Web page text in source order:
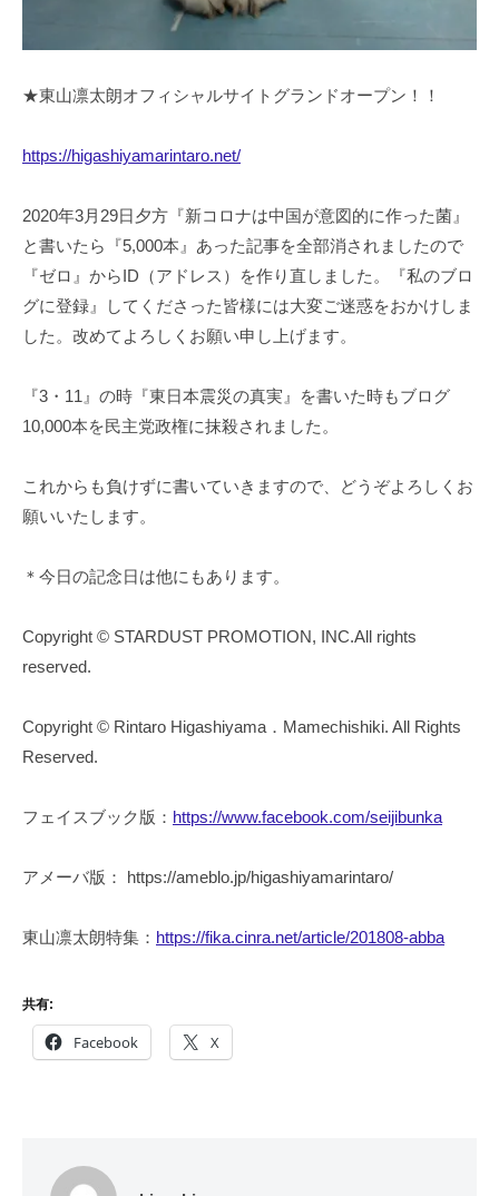
★東山凛太朗オフィシャルサイトグランドオープン！！
https://higashiyamarintaro.net/
2020年3月29日夕方『新コロナは中国が意図的に作った菌』
と書いたら『5,000本』あった記事を全部消されましたので
『ゼロ』からID（アドレス）を作り直しました。『私のブロ
グに登録』してくださった皆様には大変ご迷惑をおかけしま
した。改めてよろしくお願い申し上げます。
『3・11』の時『東日本震災の真実』を書いた時もブログ
10,000本を民主党政権に抹殺されました。
これからも負けずに書いていきますので、どうぞよろしくお
願いいたします。
＊今日の記念日は他にもあります。
Copyright © STARDUST PROMOTION, INC.All rights
reserved.
Copyright © Rintaro Higashiyama．Mamechishiki. All Rights
Reserved.
フェイスブック版： https://www.facebook.com/seijibunka
アメーバ版： https://ameblo.jp/higashiyamarintaro/
東山凛太朗特集： https://fika.cinra.net/article/201808-abba
共有:
Facebook X